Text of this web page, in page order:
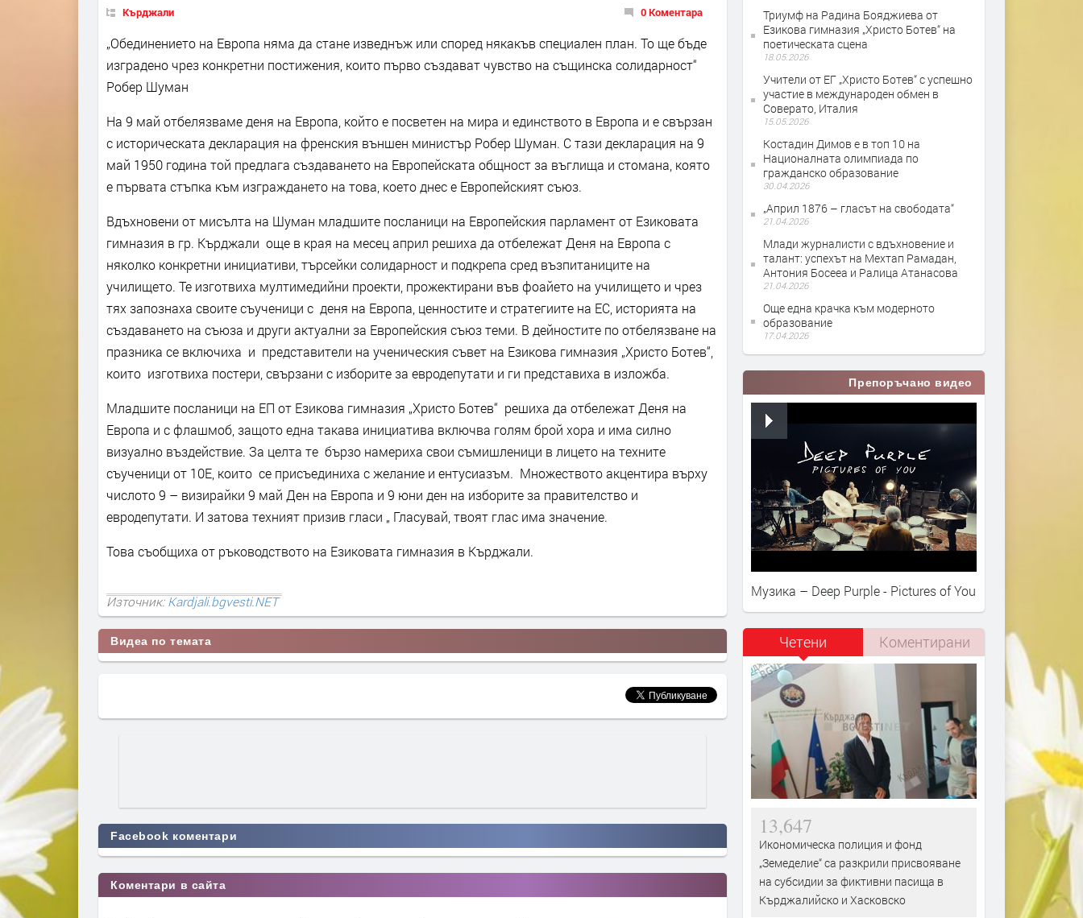
Кърджали 0 Коментара
„Обединението на Европа няма да стане изведнъж или според някакъв специален план. То ще бъде
изградено чрез конкретни постижения, които първо създават чувство на същинска солидарност“
Робер Шуман
На 9 май отбелязваме деня на Европа, който е посветен на мира и единството в Европа и е свързан
с историческата декларация на френския външен министър Робер Шуман. С тази декларация на 9
май 1950 година той предлага създаването на Европейската общност за въглища и стомана, която
е първата стъпка към изграждането на това, което днес е Европейският съюз.
Вдъхновени от мисълта на Шуман младшите посланици на Европейския парламент от Езиковата
гимназия в гр. Кърджали още в края на месец април решиха да отбележат Деня на Европа с
няколко конкретни инициативи, търсейки солидарност и подкрепа сред възпитаниците на
училището. Те изготвиха мултимедийни проекти, прожектирани във фоайето на училището и чрез
тях запознаха своите съученици с деня на Европа, ценностите и стратегиите на ЕС, историята на
създаването на съюза и други актуални за Европейския съюз теми. В дейностите по отбелязване на
празника се включиха и представители на ученическия съвет на Езикова гимназия „Христо Ботев“,
които изготвиха постери, свързани с изборите за евродепутати и ги представиха в изложба.
Младшите посланици на ЕП от Езикова гимназия „Христо Ботев“ решиха да отбележат Деня на
Европа и с флашмоб, защото една такава инициатива включва голям брой хора и има силно
визуално въздействие. За целта те бързо намериха свои съмишленици в лицето на техните
съученици от 10Е, които се присъединиха с желание и ентусиазъм. Множеството акцентира върху
числото 9 – визирайки 9 май Ден на Европа и 9 юни ден на изборите за правителство и
евродепутати. И затова техният призив гласи „ Гласувай, твоят глас има значение.
Това съобщиха от ръководството на Езиковата гимназия в Кърджали.
Източник:Kardjali.bgvesti.NET
Видеа по темата
Facebook коментари
Коментари в сайта
Триумф на Радина Бояджиева от
Езикова гимназия „Христо Ботев“ на
поетическата сцена
18.05.2026
Учители от ЕГ „Христо Ботев“ с успешно
участие в международен обмен в
Соверато, Италия
15.05.2026
Костадин Димов е в топ 10 на
Националната олимпиада по
гражданско образование
30.04.2026
„Април 1876 – гласът на свободата“
21.04.2026
Млади журналисти с вдъхновение и
талант: успехът на Мехтап Рамадан,
Антония Босееа и Ралица Атанасова
21.04.2026
Още една крачка към модерното
образование
17.04.2026
Препоръчано видео
Музика – Deep Purple - Pictures of You
Четени Коментирани
13,647
Икономическа полиция и фонд
„Земеделие“ са разкрили присвояване
на субсидии за фиктивни пасища в
Кърджалийско и Хасковско